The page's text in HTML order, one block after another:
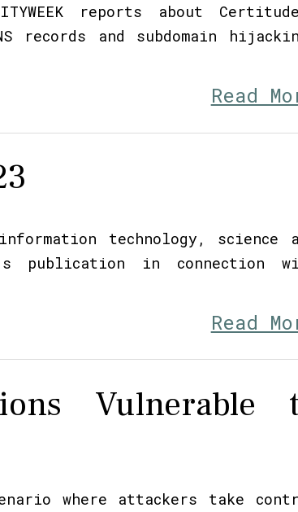
reports about
records and subdomain
Read
technology, science
publication in connection
Read
Vulnerable
where attackers take